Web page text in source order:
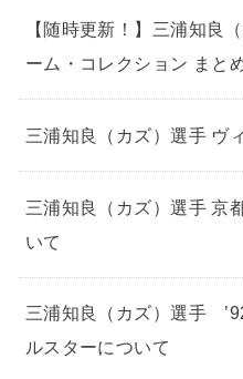
【随時更新！】三浦知良
ーム・コレクション まと
三浦知良（カズ）選手 ヴ
三浦知良（カズ）選手 京
いて
三浦知良（カズ）選手
ルスターについて